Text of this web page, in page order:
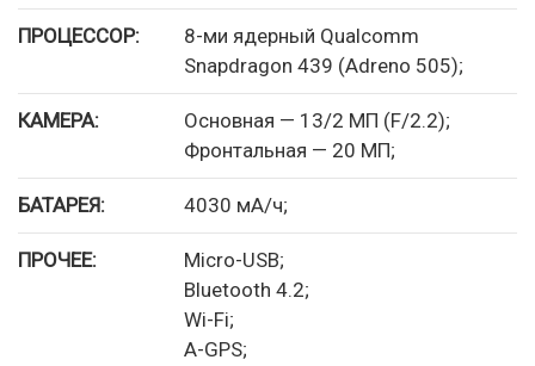
ПРОЦЕССОР:
8-ми ядерный Qualcomm
Snapdragon 439 (Adreno 505);
КАМЕРА:
Основная — 13/2 МП (F/2.2);
Фронтальная — 20 МП;
БАТАРЕЯ: 4030 мА/ч;
ПРОЧЕЕ:
Micro-USB;
Bluetooth 4.2;
Wi-Fi;
A-GPS;